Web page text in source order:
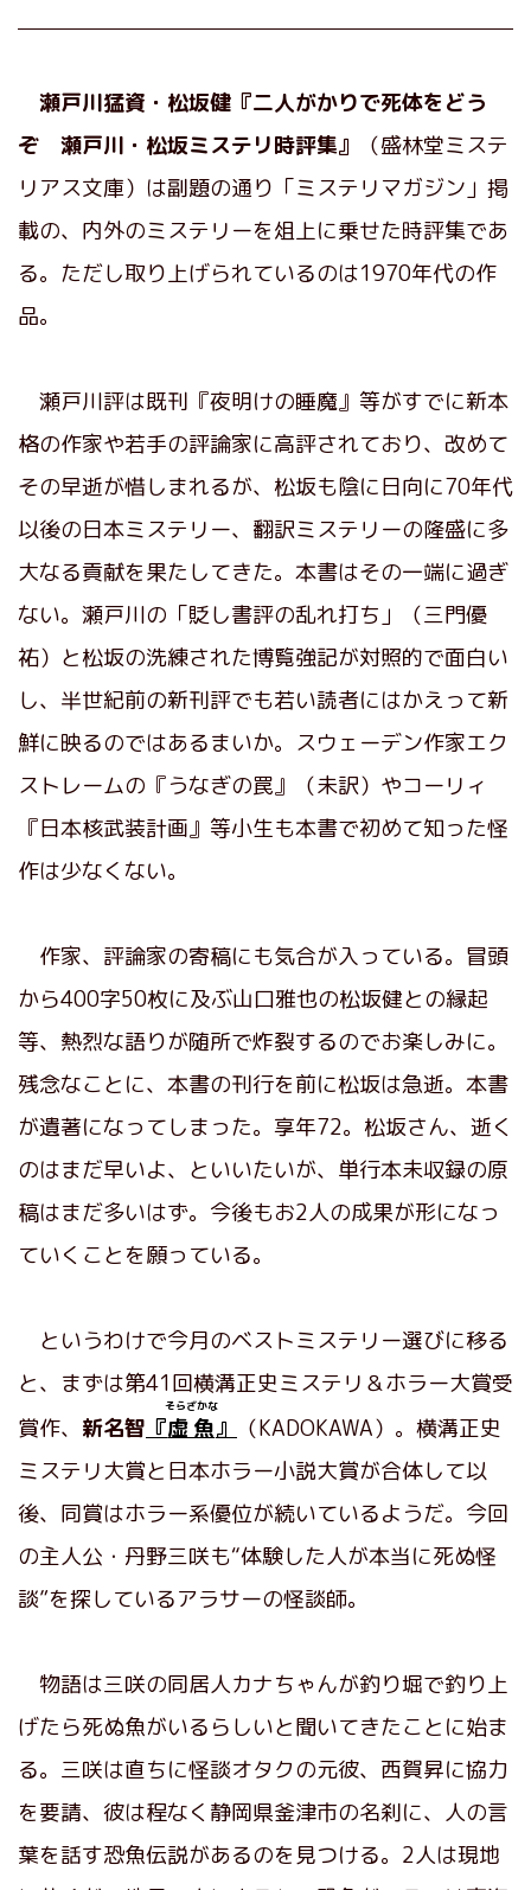
瀬戸川猛資・松坂健『二人がかりで死体をどう
ぞ 瀬戸川・松坂ミステリ時評集』
（盛林堂ミステ
リアス文庫）は副題の通り「ミステリマガジン」掲
載の、内外のミステリーを俎上に乗せた時評集であ
る。ただし取り上げられているのは1970年代の作
品。
瀬戸川評は既刊『夜明けの睡魔』等がすでに新本
格の作家や若手の評論家に高評されており、改めて
その早逝が惜しまれるが、松坂も陰に日向に70年代
以後の日本ミステリー、翻訳ミステリーの隆盛に多
大なる貢献を果たしてきた。本書はその一端に過ぎ
ない。瀬戸川の「貶し書評の乱れ打ち」（三門優
祐）と松坂の洗練された博覧強記が対照的で面白い
し、半世紀前の新刊評でも若い読者にはかえって新
鮮に映るのではあるまいか。スウェーデン作家エク
ストレームの『うなぎの罠』（未訳）やコーリィ
『日本核武装計画』等小生も本書で初めて知った怪
作は少なくない。
作家、評論家の寄稿にも気合が入っている。冒頭
から400字50枚に及ぶ山口雅也の松坂健との縁起
等、熱烈な語りが随所で炸裂するのでお楽しみに。
残念なことに、本書の刊行を前に松坂は急逝。本書
が遺著になってしまった。享年72。松坂さん、逝く
のはまだ早いよ、といいたいが、単行本未収録の原
稿はまだ多いはず。今後もお2人の成果が形になっ
ていくことを願っている。
というわけで今月のベストミステリー選びに移る
と、まずは第41回横溝正史ミステリ＆ホラー大賞受
賞作、 新名智 『虚魚
そらざかな
』
（KADOKAWA）。横溝正史
ミステリ大賞と日本ホラー小説大賞が合体して以
後、同賞はホラー系優位が続いているようだ。今回
の主人公・丹野三咲も“体験した人が本当に死ぬ怪
談”を探しているアラサーの怪談師。
物語は三咲の同居人カナちゃんが釣り堀で釣り上
げたら死ぬ魚がいるらしいと聞いてきたことに始ま
る。三咲は直ちに怪談オタクの元彼、西賀昇に協力
を要請、彼は程なく静岡県釜津市の名刹に、人の言
葉を話す恐魚伝説があるのを見つける。2人は現地